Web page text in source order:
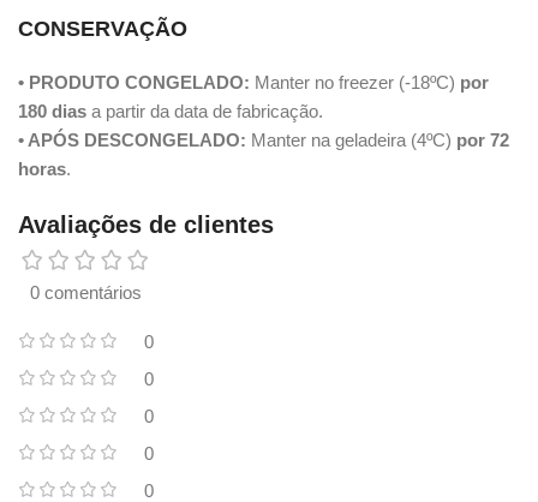
CONSERVAÇÃO
• PRODUTO CONGELADO: Manter no freezer (-18ºC) por
180 dias a partir da data de fabricação.
• APÓS DESCONGELADO: Manter na geladeira (4ºC) por 72
horas.
Avaliações de clientes
0 comentários
0
0
0
0
0